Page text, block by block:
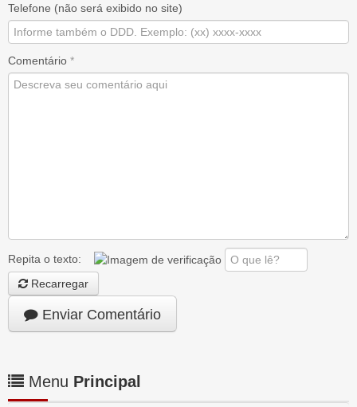
Telefone (não será exibido no site)
Comentário *
Repita o texto:
Recarregar
Enviar Comentário
Menu Principal